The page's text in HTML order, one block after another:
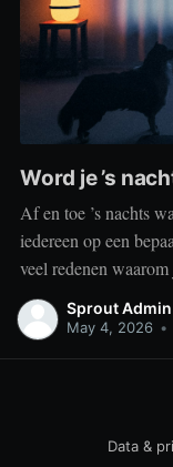
Word je ’s
Af en toe ’s nachts
iedereen op een
veel redenen
het toilet moeten, je
slaap beïnvloeden.
Sprout Admin
May 4, 2026 •
Data &